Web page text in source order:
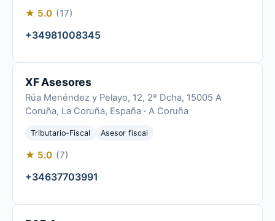
★ 5.0 (17)
+34981008345
XF Asesores
Rúa Menéndez y Pelayo, 12, 2º Dcha, 15005 A
Coruña, La Coruña, España · A Coruña
Tributario-Fiscal Asesor fiscal
★ 5.0 (7)
+34637703991